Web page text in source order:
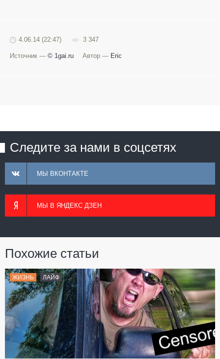
4.06.14 (22:47) 3 347
Источник — © 1gai.ru Автор — Eric
Следите за нами в соцсетях
МЫ ВКОНТАКТЕ
МЫ В ЯНДЕКС ДЗЕН
Похожие статьи
ЖИЗНЬ ЛАЙФ